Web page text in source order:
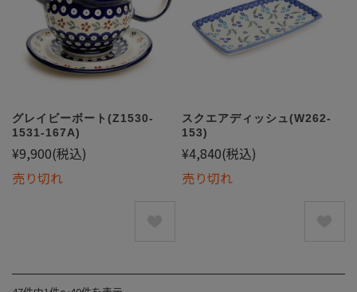
グレイビーボート(Z1530-
1531-167A)
¥9,900(税込)
売り切れ
スクエアディッシュ(W262-
153)
¥4,840(税込)
売り切れ